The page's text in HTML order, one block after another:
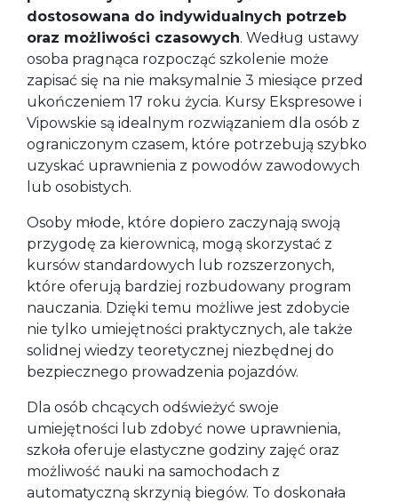
dostosowana do indywidualnych potrzeb
oraz możliwości czasowych. Według ustawy
osoba pragnąca rozpocząć szkolenie może
zapisać się na nie maksymalnie 3 miesiące przed
ukończeniem 17 roku życia. Kursy Ekspresowe i
Vipowskie są idealnym rozwiązaniem dla osób z
ograniczonym czasem, które potrzebują szybko
uzyskać uprawnienia z powodów zawodowych
lub osobistych.
Osoby młode, które dopiero zaczynają swoją
przygodę za kierownicą, mogą skorzystać z
kursów standardowych lub rozszerzonych,
które oferują bardziej rozbudowany program
nauczania. Dzięki temu możliwe jest zdobycie
nie tylko umiejętności praktycznych, ale także
solidnej wiedzy teoretycznej niezbędnej do
bezpiecznego prowadzenia pojazdów.
Dla osób chcących odświeżyć swoje
umiejętności lub zdobyć nowe uprawnienia,
szkoła oferuje elastyczne godziny zajęć oraz
możliwość nauki na samochodach z
automatyczną skrzynią biegów. To doskonała